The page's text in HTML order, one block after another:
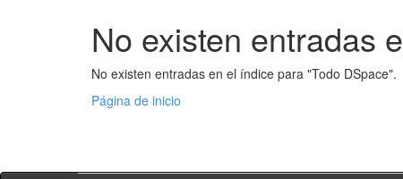
No existen entradas
No existen entradas en el índice para "Todo DSpace".
Página de inicio